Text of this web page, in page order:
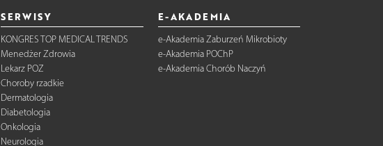
SERWISY
KONGRES TOP MEDICAL TRENDS
Menedżer Zdrowia
Lekarz POZ
Choroby rzadkie
Dermatologia
Diabetologia
Onkologia
Neurologia
E-AKADEMIA
e-Akademia Zaburzeń Mikrobioty
e-Akademia POChP
e-Akademia Chorób Naczyń